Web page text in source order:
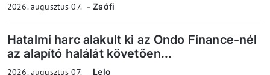
2026. augusztus 07. Zsófi
Hatalmi harc alakult ki az Ondo Finance-nél
az alapító halálát követően...
2026. augusztus 07. Lelo